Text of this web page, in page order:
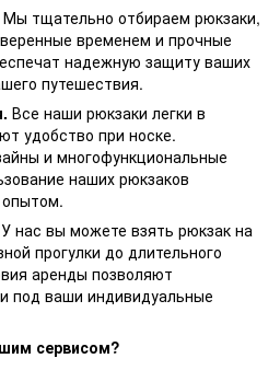
Мы тщательно отбираем рюкзаки,
временем и прочные
надежную защиту ваших
путешествия.
Все наши рюкзаки легки в
удобство при носке.
и многофункциональные
наших рюкзаков
У нас вы можете взять рюкзак на
прогулки до длительного
аренды позволяют
под ваши индивидуальные
сервисом?